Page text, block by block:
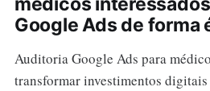
Google Ads de forma
Auditoria Google Ads para
transformar investimentos